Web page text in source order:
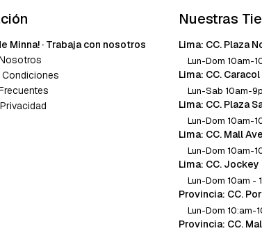
Minna! · Trabaja con nosotros
Condiciones
Nuestras
Lima: CC. Plaza
Lun-Dom 10am-
Lima: CC. Caracol
Lun-Sab 10am-
Lima: CC. Plaza
Lun-Dom 10am-
Lima: CC. Mall
Lun-Dom 10am-
Lima: CC. Jockey
Lun-Dom 10am -
Provincia: CC.
Lun-Dom 10:am-
Provincia: CC.